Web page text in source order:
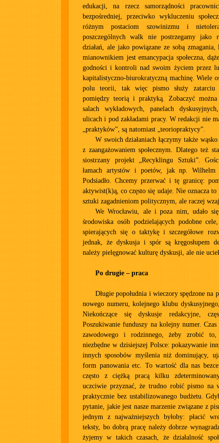
edukacji, na rzecz samorządności
bezpośredniej, przeciwko wykluczeniu
różnym postaciom szowinizmu i
poszczególnych walk nie postrzegamy jako
działań, ale jako powiązane ze sobą
mianownikiem jest emancypacja społeczna,
godności i kontroli nad swoim życiem przez
kapitalistyczno-biurokratyczną machinę. Wiele
polu teorii, tak więc pismo służy zatarciu
pomiędzy teorią i praktyką. Zobaczyć
salach wykładowych, panelach
ulicach i pod zakładami pracy. W redakcji nie
„praktyków”, są natomiast „teoriopraktycy”.
W swoich działaniach łączymy także
z zaangażowaniem społecznym. Dlatego też
siostrzany projekt „Recyklingu Sztuki”.
łamach artystów i poetów, jak np. Wilhelm
Podsiadło. Chcemy przerwać i tę granicę:
aktywist(k)ą, co często się udaje. Nie oznacza to
sztuki zagadnieniom politycznym, ale raczej
We Wrocławiu, ale i poza nim, udało
środowiska osób podzielających podobne
spierających się o taktykę i szczegółowe
jednak, że dyskusja i spór są kręgosłupem
należy pielęgnować kulturę dyskusji, ale nie
Po drugie – praca
Długie popołudnia i wieczory spędzone na
nowego numeru, kolejnego klubu
Niekończące się dyskusje redakcyjne,
Poszukiwanie funduszy na kolejny numer.
zawodowego i rodzinnego, żeby zrobić
niezbędne w dzisiejszej Polsce: pokazywanie
innych sposobów myślenia niż dominujący,
form panowania etc. To wartość dla nas
często z ciężką pracą kilku
uczciwie przyznać, że trudno robić pismo na
praktycznie bez ustabilizowanego budżetu.
pytanie, jakie jest nasze marzenie związane z
jednym z najważniejszych byłoby: płacić
teksty, bo dobrą pracę należy dobrze
żyjemy w takich czasach, że działalność